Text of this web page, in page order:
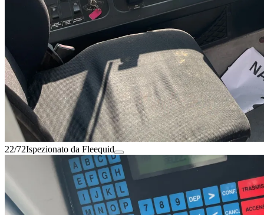
22/72Ispezionato da Fleequid